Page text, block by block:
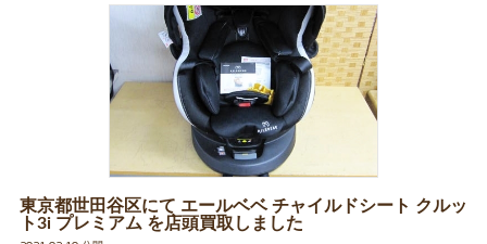
東京都世田谷区にて エールベベ チャイルドシート クルッ
ト3i プレミアム を店頭買取しました